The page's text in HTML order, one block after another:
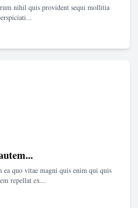
nihil quis provident sequi mollitia
ea quo vitae magni quis enim qui quis
repellat ex...